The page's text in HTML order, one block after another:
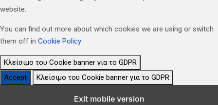
website.
You can find out more about which cookies we are using or switch
them off in Cookie Policy
Κλείσιμο του Cookie banner για το GDPR
Accept
Κλείσιμο του Cookie banner για το GDPR
Exit mobile version